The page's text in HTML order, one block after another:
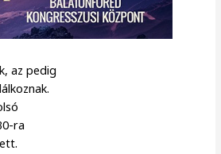
az pedig
ra